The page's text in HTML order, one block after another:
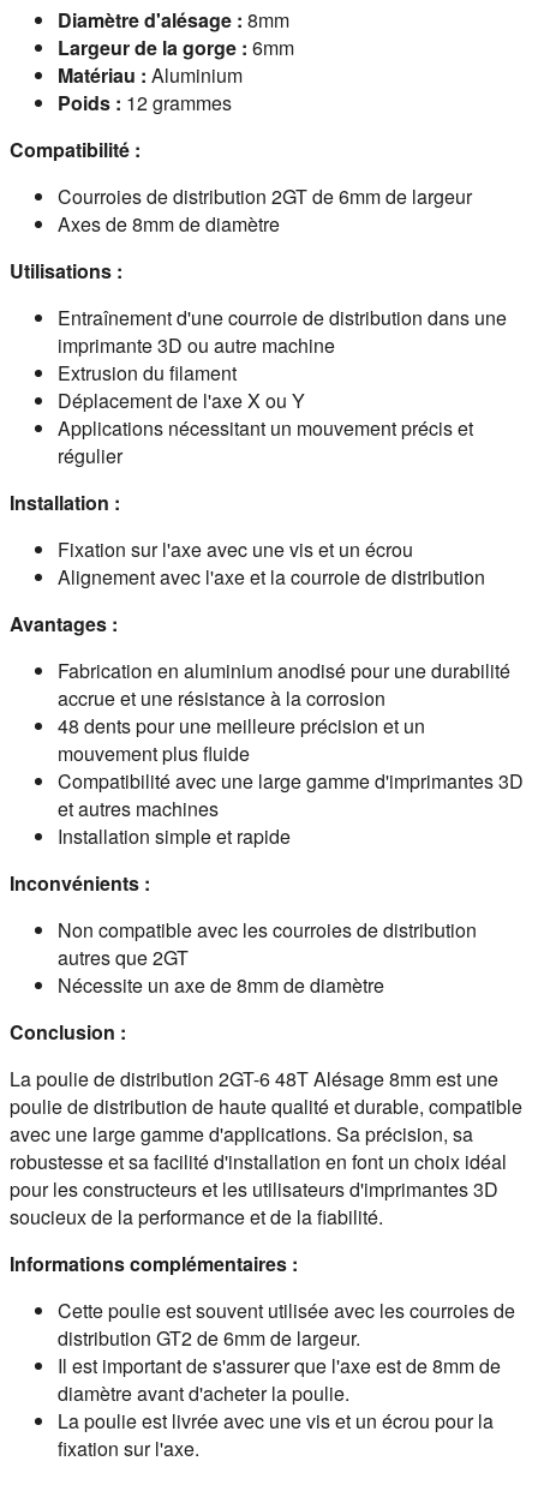
Diamètre d'alésage : 8mm
Largeur de la gorge : 6mm
Matériau : Aluminium
Poids : 12 grammes
Compatibilité :
Courroies de distribution 2GT de 6mm de largeur
Axes de 8mm de diamètre
Utilisations :
Entraînement d'une courroie de distribution dans une
imprimante 3D ou autre machine
Extrusion du filament
Déplacement de l'axe X ou Y
Applications nécessitant un mouvement précis et
régulier
Installation :
Fixation sur l'axe avec une vis et un écrou
Alignement avec l'axe et la courroie de distribution
Avantages :
Fabrication en aluminium anodisé pour une durabilité
accrue et une résistance à la corrosion
48 dents pour une meilleure précision et un
mouvement plus fluide
Compatibilité avec une large gamme d'imprimantes 3D
et autres machines
Installation simple et rapide
Inconvénients :
Non compatible avec les courroies de distribution
autres que 2GT
Nécessite un axe de 8mm de diamètre
Conclusion :
La poulie de distribution 2GT-6 48T Alésage 8mm est une
poulie de distribution de haute qualité et durable, compatible
avec une large gamme d'applications. Sa précision, sa
robustesse et sa facilité d'installation en font un choix idéal
pour les constructeurs et les utilisateurs d'imprimantes 3D
soucieux de la performance et de la fiabilité.
Informations complémentaires :
Cette poulie est souvent utilisée avec les courroies de
distribution GT2 de 6mm de largeur.
Il est important de s'assurer que l'axe est de 8mm de
diamètre avant d'acheter la poulie.
La poulie est livrée avec une vis et un écrou pour la
fixation sur l'axe.